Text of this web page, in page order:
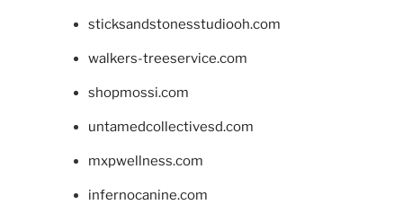
sticksandstonesstudiooh.com
walkers-treeservice.com
shopmossi.com
untamedcollectivesd.com
mxpwellness.com
infernocanine.com